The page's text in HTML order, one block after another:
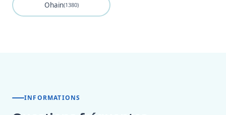
Ohain(1380)
INFORMATIONS